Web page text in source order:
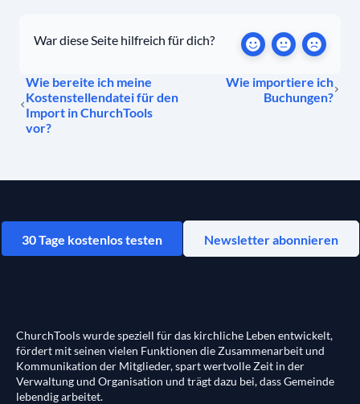
War diese Seite hilfreich für dich?
Wie bereite ich meine
Kostenstellendatei für den
Import in ChurchTools
vor?
Wie importiere ich
Buchungen?
30 Tage kostenlos testen Newsletter abonnieren
ChurchTools wurde speziell für das kirchliche Leben entwickelt,
fördert mit seinen vielen Funktionen die Zusammenarbeit und
Kommunikation der Mitglieder, spart wertvolle Zeit in der
Verwaltung und Organisation und trägt dazu bei, dass Gemeinde
lebendig arbeitet.